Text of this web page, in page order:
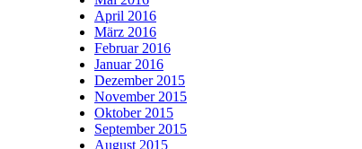
April 2016
März 2016
Februar 2016
Januar 2016
Dezember 2015
November 2015
Oktober 2015
September 2015
August 2015